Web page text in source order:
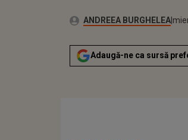
Autor:ANDREEA BURGHELEA
Adaugă-ne ca sursă